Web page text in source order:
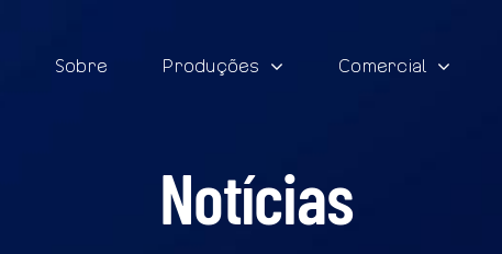
Sobre Produções Comercial
Notícias